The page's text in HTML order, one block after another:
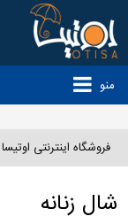
منو
فروشگاه اینترنتی اوتیسا
شال زنانه